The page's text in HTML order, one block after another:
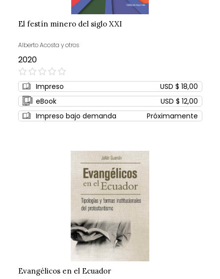
El festín minero del siglo XXI
Alberto Acosta y otros
2020
0%
Impreso
USD $ 18,00
eBook
USD $ 12,00
Impreso bajo demanda
Próximamente
Evangélicos en el Ecuador